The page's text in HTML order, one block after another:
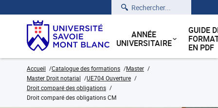
Rechercher
ANNÉE
UNIVERSITAIRE
GUIDE
EN PDF
Accueil Catalogue des formations
Master
Master Droit notarial
UE704 Ouverture
Droit comparé des obligations
Droit comparé des obligations CM